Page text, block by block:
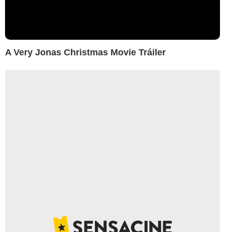
A Very Jonas Christmas Movie Tráiler